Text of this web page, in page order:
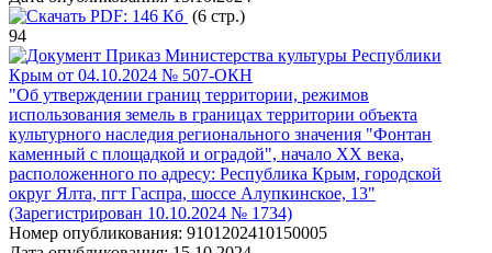
PDF: 146 Кб (6 стр.)
94
Приказ Министерства культуры Республики
Крым от 04.10.2024 № 507-ОКН
"Об утверждении границ территории, режимов
использования земель в границах территории объекта
культурного наследия регионального значения "Фонтан
каменный с площадкой и оградой", начало XX века,
расположенного по адресу: Республика Крым, городской
округ Ялта, пгт Гаспра, шоссе Алупкинское, 13"
(Зарегистрирован 10.10.2024 № 1734)
Номер опубликования: 9101202410150005